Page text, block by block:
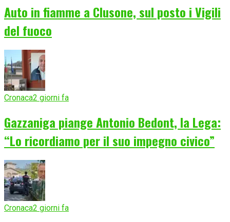
Auto in fiamme a Clusone, sul posto i Vigili
del fuoco
Cronaca2 giorni fa
Gazzaniga piange Antonio Bedont, la Lega:
“Lo ricordiamo per il suo impegno civico”
Cronaca2 giorni fa